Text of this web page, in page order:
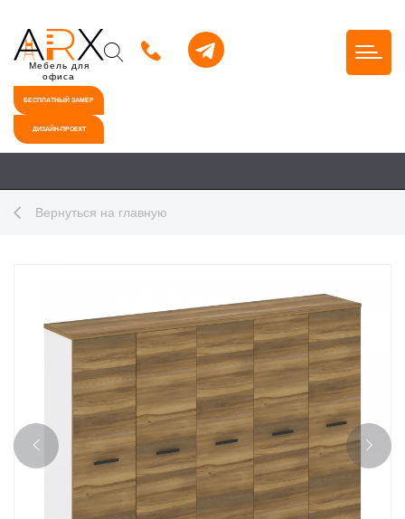
Мебель для
офиса
БЕСПЛАТНЫЙ ЗАМЕР
ДИЗАЙН-ПРОЕКТ
Вернуться на главную